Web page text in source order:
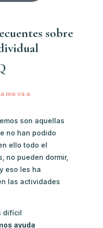
sobre
me va a
son aquellas
no han podido
ello todo el
no pueden dormir,
eso les ha
las actividades
difícil
ayuda